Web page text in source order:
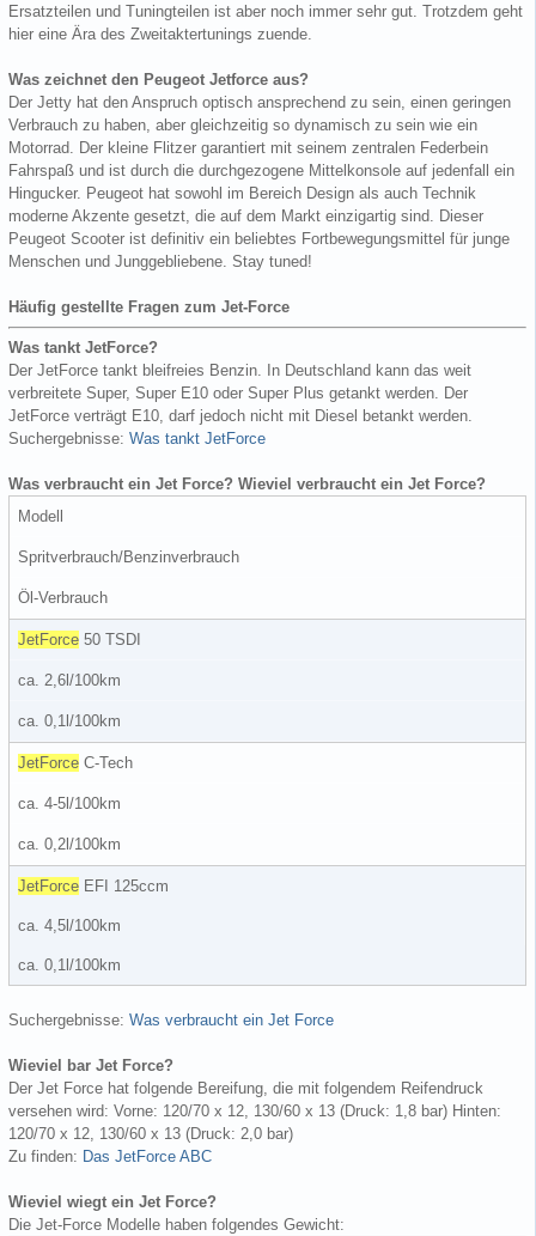
Ersatzteilen und Tuningteilen ist aber noch immer sehr gut. Trotzdem geht
hier eine Ära des Zweitaktertunings zuende.
Was zeichnet den Peugeot Jetforce aus?
Der Jetty hat den Anspruch optisch ansprechend zu sein, einen geringen
Verbrauch zu haben, aber gleichzeitig so dynamisch zu sein wie ein
Motorrad. Der kleine Flitzer garantiert mit seinem zentralen Federbein
Fahrspaß und ist durch die durchgezogene Mittelkonsole auf jedenfall ein
Hingucker. Peugeot hat sowohl im Bereich Design als auch Technik
moderne Akzente gesetzt, die auf dem Markt einzigartig sind. Dieser
Peugeot Scooter ist definitiv ein beliebtes Fortbewegungsmittel für junge
Menschen und Junggebliebene. Stay tuned!
Häufig gestellte Fragen zum Jet-Force
Was tankt JetForce?
Der JetForce tankt bleifreies Benzin. In Deutschland kann das weit
verbreitete Super, Super E10 oder Super Plus getankt werden. Der
JetForce verträgt E10, darf jedoch nicht mit Diesel betankt werden.
Suchergebnisse: Was tankt JetForce
Was verbraucht ein Jet Force? Wieviel verbraucht ein Jet Force?
Modell
Spritverbrauch/Benzinverbrauch
Öl-Verbrauch
JetForce 50 TSDI
ca. 2,6l/100km
ca. 0,1l/100km
JetForce C-Tech
ca. 4-5l/100km
ca. 0,2l/100km
JetForce EFI 125ccm
ca. 4,5l/100km
ca. 0,1l/100km
Suchergebnisse: Was verbraucht ein Jet Force
Wieviel bar Jet Force?
Der Jet Force hat folgende Bereifung, die mit folgendem Reifendruck
versehen wird: Vorne: 120/70 x 12, 130/60 x 13 (Druck: 1,8 bar) Hinten:
120/70 x 12, 130/60 x 13 (Druck: 2,0 bar)
Zu finden: Das JetForce ABC
Wieviel wiegt ein Jet Force?
Die Jet-Force Modelle haben folgendes Gewicht: